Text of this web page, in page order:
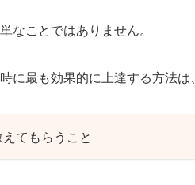
なことではありません。
最も効果的に上達する方法は、
てもらうこと